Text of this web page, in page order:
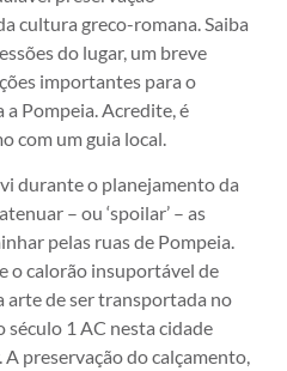
cultura greco-romana. Saiba
do lugar, um breve
importantes para o
Pompeia. Acredite, é
com um guia local.
durante o planejamento da
– ou ‘spoilar’ – as
pelas ruas de Pompeia.
o calorão insuportável de
arte de ser transportada no
século 1 AC nesta cidade
preservação do calçamento,